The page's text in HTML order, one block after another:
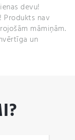
devu!
Produkts nav
māmiņām.
un